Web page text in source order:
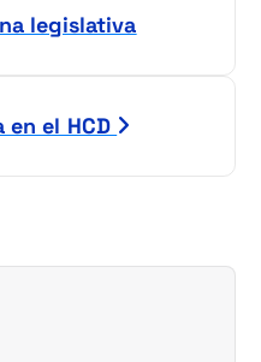
legislativa
en el HCD